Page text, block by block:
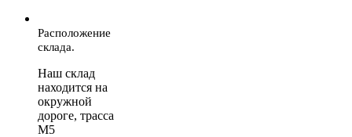
Расположение
склада.
Наш склад
находится на
окружной
дороге, трасса
М5